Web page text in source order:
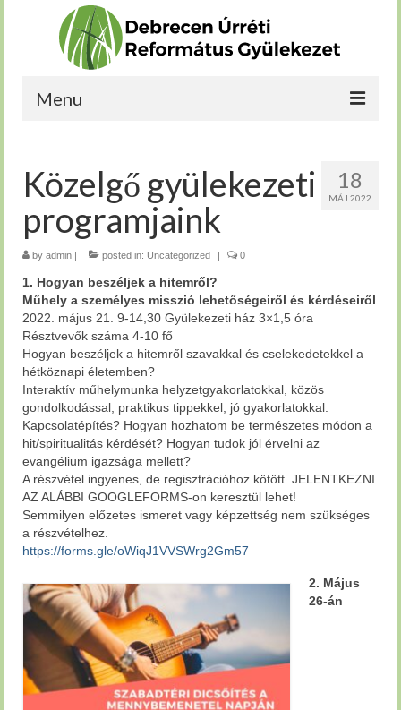
Menu
Bekapcsolódnék
Növekedni szeretnék
Szolgálnék
Rólunk
18
MÁJ 2022
Közelgő gyülekezeti
programjaink
by admin | posted in: Uncategorized | 0
1. Hogyan beszéljek a hitemről?
Műhely a személyes misszió lehetőségeiről és kérdéseiről
2022. május 21. 9-14,30 Gyülekezeti ház 3×1,5 óra
Résztvevők száma 4-10 fő
Hogyan beszéljek a hitemről szavakkal és cselekedetekkel a
hétköznapi életemben?
Interaktív műhelymunka helyzetgyakorlatokkal, közös
gondolkodással, praktikus tippekkel, jó gyakorlatokkal.
Kapcsolatépítés? Hogyan hozhatom be természetes módon a
hit/spiritualitás kérdését? Hogyan tudok jól érvelni az
evangélium igazsága mellett?
A részvétel ingyenes, de regisztrációhoz kötött. JELENTKEZNI
AZ ALÁBBI GOOGLEFORMS-on keresztül lehet!
Semmilyen előzetes ismeret vagy képzettség nem szükséges
a részvételhez.
https://forms.gle/oWiqJ1VVSWrg2Gm57
2. Május
26-án